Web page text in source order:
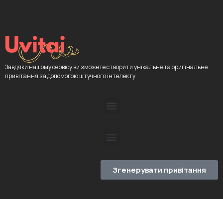
Завдяки нашому сервісу ви зможете створити унікальне та оригінальне
привітання за допомогою штучного інтелекту.
Згенерувати привітання